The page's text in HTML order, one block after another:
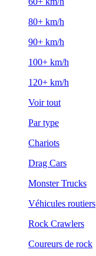
80+ km/h
90+ km/h
100+ km/h
120+ km/h
Voir tout
Par type
Chariots
Drag Cars
Monster Trucks
Véhicules routiers
Rock Crawlers
Coureurs de rock